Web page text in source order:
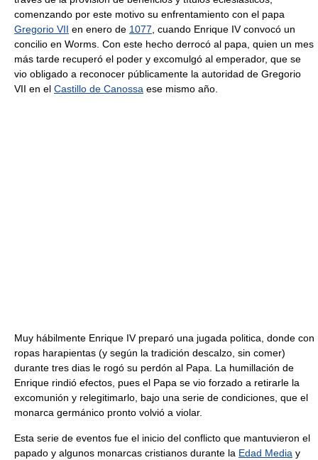
comenzando por este motivo su enfrentamiento con el papa
Gregorio VII en enero de 1077 , cuando Enrique IV convocó un
concilio en Worms. Con este hecho derrocó al papa, quien un mes
más tarde recuperó el poder y excomulgó al emperador, que se
vio obligado a reconocer públicamente la autoridad de Gregorio
VII en el Castillo de Canossa ese mismo año.
Muy hábilmente Enrique IV preparó una jugada politica, donde con
ropas harapientas (y según la tradición descalzo, sin comer)
durante tres dias le rogó su perdón al Papa. La humillación de
Enrique rindió efectos, pues el Papa se vio forzado a retirarle la
excomunión y relegitimarlo, bajo una serie de condiciones, que el
monarca germánico pronto volvió a violar.
Esta serie de eventos fue el inicio del conflicto que mantuvieron el
papado y algunos monarcas cristianos durante la Edad Media y